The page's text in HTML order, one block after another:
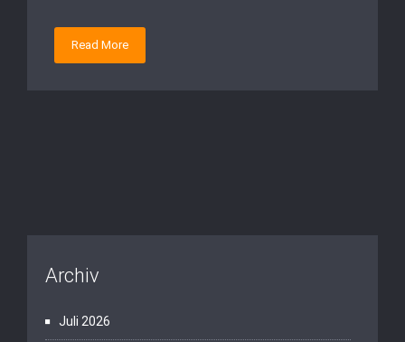
Read More
Archiv
Juli 2026